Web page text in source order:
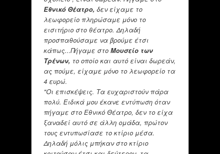
Εθνικό Θέατρο, δεν είχαμε το
λεωφορείο πληρώσαμε μόνο το
εισιτήριο στο θέατρο. Δηλαδή
προσπαθούσαμε να βρούμε έτσι
κάπως...Πήγαμε στο Μουσείο των
Τρένων, το οποίο και αυτό είναι δωρεάν,
ας πούμε, είχαμε μόνο το λεωφορείο τα
4 ευρώ.
"Οι επισκέψεις. Τα ευχαριστούν πάρα
πολύ. Ειδικά μου έκανε εντύπωση όταν
πήγαμε στο Εθνικό Θέατρο, δεν το είχα
ξαναδεί αυτό σε άλλη ομάδα, πρώτον
τους εντυπωσίασε το κτίριο μέσα.
Δηλαδή μόλις μπήκαν στο κτίριο